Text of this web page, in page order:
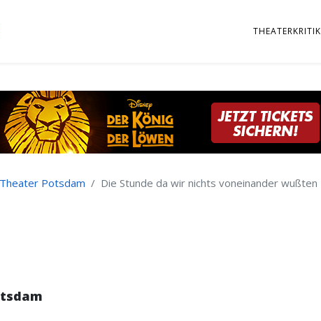
THEATERKRITIK
Potsdam Die Stunde da wir nichts voneinander wußten